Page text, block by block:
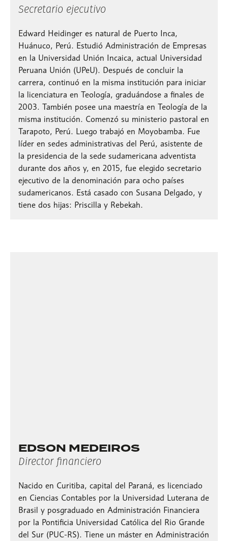
Secretario ejecutivo
Edward Heidinger es natural de Puerto Inca,
Huánuco, Perú. Estudió Administración de Empresas
en la Universidad Unión Incaica, actual Universidad
Peruana Unión (UPeU). Después de concluir la
carrera, continuó en la misma institución para iniciar
la licenciatura en Teología, graduándose a finales de
2003. También posee una maestría en Teología de la
misma institución. Comenzó su ministerio pastoral en
Tarapoto, Perú. Luego trabajó en Moyobamba. Fue
líder en sedes administrativas del Perú, asistente de
la presidencia de la sede sudamericana adventista
durante dos años y, en 2015, fue elegido secretario
ejecutivo de la denominación para ocho países
sudamericanos. Está casado con Susana Delgado, y
tiene dos hijas: Priscilla y Rebekah.
EDSON MEDEIROS
Director financiero
Nacido en Curitiba, capital del Paraná, es licenciado
en Ciencias Contables por la Universidad Luterana de
Brasil y posgraduado en Administración Financiera
por la Pontificia Universidad Católica del Rio Grande
del Sur (PUC-RS). Tiene un máster en Administración